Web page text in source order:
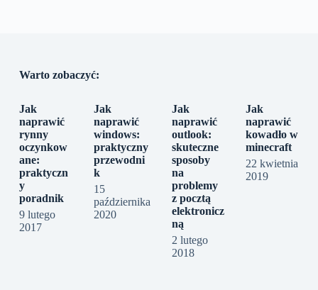
Warto zobaczyć:
Jak
naprawić
rynny
oczynkow
ane:
praktyczn
y
poradnik
9 lutego
2017
Jak
naprawić
windows:
praktyczny
przewodni
k
15
października
2020
Jak
naprawić
outlook:
skuteczne
sposoby
na
problemy
z pocztą
elektronicz
ną
2 lutego
2018
Jak
naprawić
kowadło w
minecraft
22 kwietnia
2019